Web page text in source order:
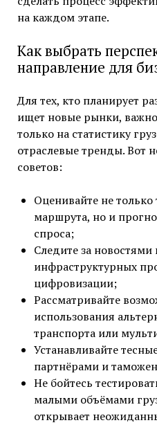
на каждом этапе.
Как выбрать
направление для
Для тех, кто планирует
ищет новые рынки,
только на статистику
отраслевые тренды. Вот
советов:
Оценивайте не только
маршрута, но и
спроса;
Следите за новостями
инфраструктурных
цифровизации;
Рассматривайте
использования
транспорта или
Устанавливайте
партнёрами и
Не бойтесь
малыми объёмами
открывает